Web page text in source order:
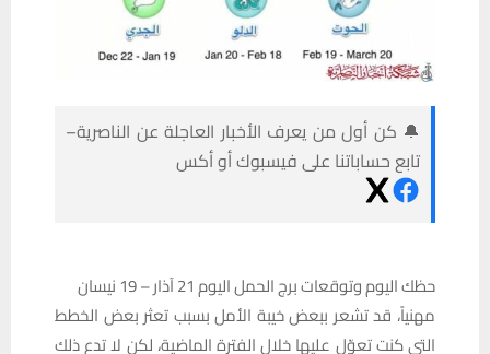
🔔 كن أول من يعرف الأخبار العاجلة عن الناصرية–
تابع حساباتنا على فيسبوك أو أكس
حظك اليوم وتوقعات برج الحمل اليوم 21 آذار – 19 نيسان
مهنياً، قد تشعر ببعض خيبة الأمل بسبب تعثر بعض الخطط
التي كنت تعوّل عليها خلال الفترة الماضية، لكن لا تدع ذلك